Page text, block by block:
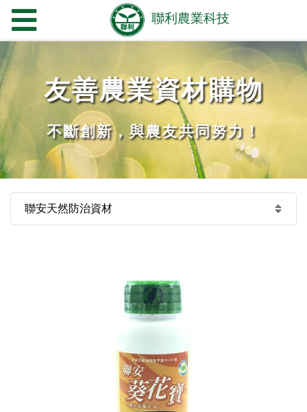
友善農業資材購物
不斷創新，與農友共同努力！
聯安天然防治資材